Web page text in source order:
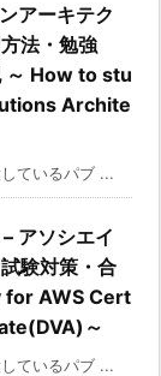
アーキテク
法・勉強
～ How to stu
Archite
ているパブ ...
アソシエイ
験対策・合
for AWS Cert
～
ているパブ ...